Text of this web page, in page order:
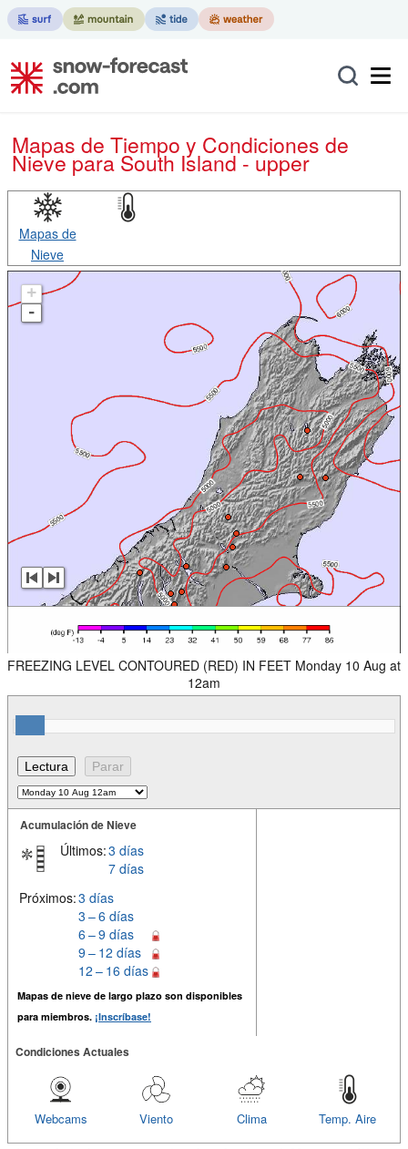
Mapas de Tiempo y Condiciones de
Nievepara South Island - upper
Mapas de
Nieve
+
-
FREEZING LEVEL CONTOURED (RED) IN FEET Monday 10 Aug at
12am
Acumulación de Nieve
Últimos:3 días
7 días
Próximos:3 días
3 – 6 días
6 – 9 días
9 – 12 días
12 – 16 días
Mapas de nieve de largo plazo son disponibles
para miembros. ¡Inscríbase!
Condiciones Actuales
Temp. Aire
Clima
Viento
Webcams